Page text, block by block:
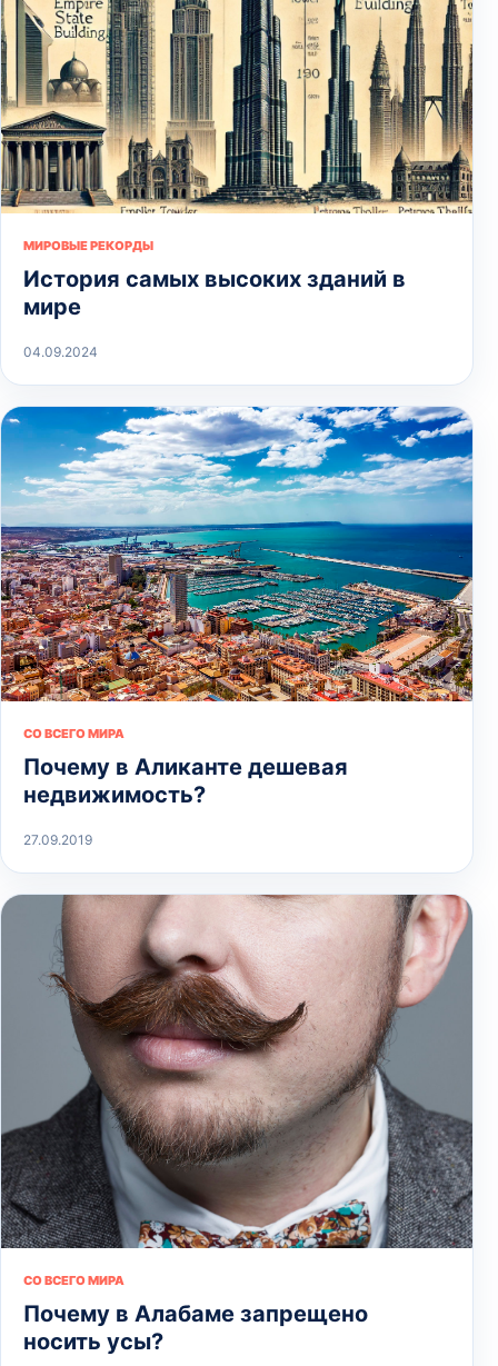
МИРОВЫЕ РЕКОРДЫ
История самых высоких зданий в
мире
04.09.2024
СО ВСЕГО МИРА
Почему в Аликанте дешевая
недвижимость?
27.09.2019
СО ВСЕГО МИРА
Почему в Алабаме запрещено
носить усы?